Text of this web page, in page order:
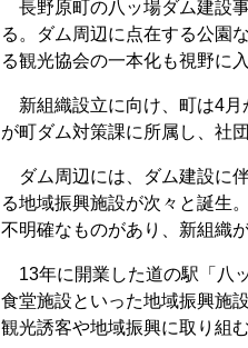
長野原町の八ッ場ダム建設
る。ダム周辺に点在する公園
る観光協会の一本化も視野に
新組織設立に向け、町は4月
が町ダム対策課に所属し、社
ダム周辺には、ダム建設に
る地域振興施設が次々と誕生
不明確なものがあり、新組織
13年に開業した道の駅「八
食堂施設といった地域振興施
観光誘客や地域振興に取り組